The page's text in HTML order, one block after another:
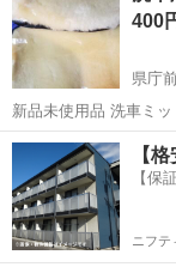
400
県庁
新品未使用品 洗車ミ
洗車グローブ| ふわふ
沖縄 那覇市 県
【
【保
ニフテ